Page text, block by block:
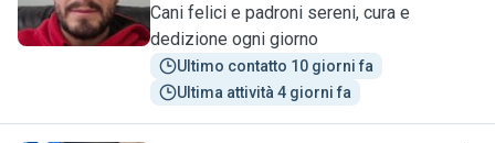
Cani felici e padroni sereni, cura e
dedizione ogni giorno
Ultimo contatto 10 giorni fa
Ultima attività 4 giorni fa